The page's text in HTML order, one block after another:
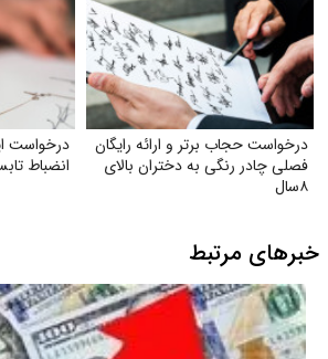
درخواست حجاب برتر و ارائه رایگان
فصلی چادر رنگی به دختران بالای
۸سال
درخواست
انضباط
خبرهای مرتبط